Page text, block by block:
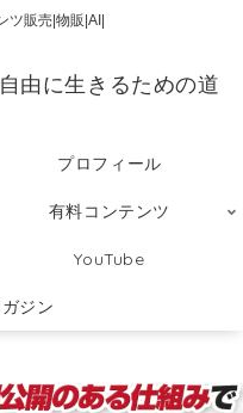
ツ販売|物販|AI|
由に生きるための道
プロフィール
有料コンテンツ
YouTube
ジン